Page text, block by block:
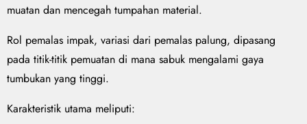
muatan dan mencegah tumpahan material.
Rol pemalas impak, variasi dari pemalas palung, dipasang
pada titik-titik pemuatan di mana sabuk mengalami gaya
tumbukan yang tinggi.
Karakteristik utama meliputi: